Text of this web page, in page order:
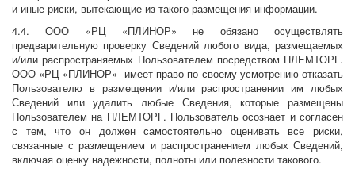
и иные риски, вытекающие из такого размещения информации.
4.4. ООО «РЦ «ПЛИНОР» не обязано осуществлять
предварительную проверку Сведений любого вида, размещаемых
и/или распространяемых Пользователем посредством ПЛЕМТОРГ.
ООО «РЦ «ПЛИНОР» имеет право по своему усмотрению отказать
Пользователю в размещении и/или распространении им любых
Сведений или удалить любые Сведения, которые размещены
Пользователем на ПЛЕМТОРГ. Пользователь осознает и согласен
с тем, что он должен самостоятельно оценивать все риски,
связанные с размещением и распространением любых Сведений,
включая оценку надежности, полноты или полезности такового.